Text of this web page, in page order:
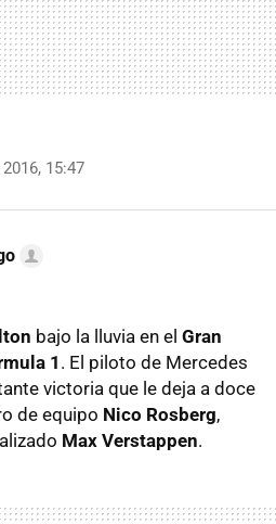
15:47
bajo la lluvia en el Gran
1 . El piloto de Mercedes
victoria que le deja a doce
de equipo Nico Rosberg,
Max Verstappen.